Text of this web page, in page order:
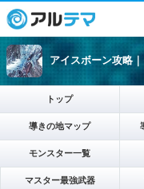
アイスボーン攻略
トップ
導きの地マップ
モンスター一覧
マスター最強武器